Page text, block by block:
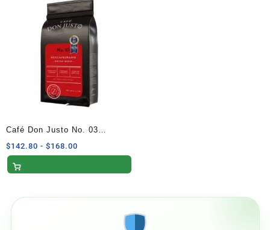
$142.80
hasta
$168.00
Café Don Justo No. 03
Descafeinado Molido 500g
$142.80 - $168.00
de
$142.80